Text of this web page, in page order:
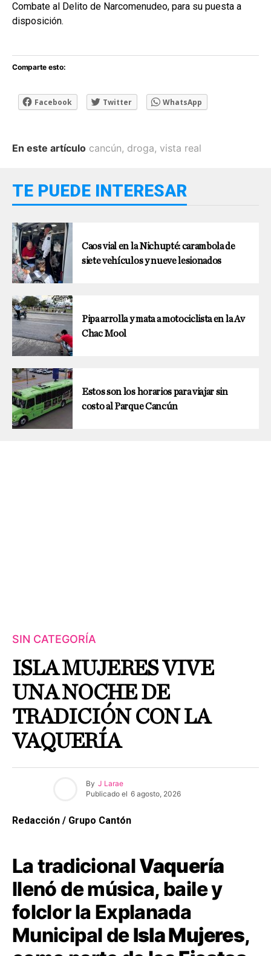
Combate al Delito de Narcomenudeo, para su puesta a
disposición.
Comparte esto:
Facebook Twitter WhatsApp
En este artículo cancún, droga, vista real
TE PUEDE INTERESAR
Caos vial en la Nichupté: carambola de
siete vehículos y nueve lesionados
Pipa arrolla y mata a motociclista en la Av
Chac Mool
Estos son los horarios para viajar sin
costo al Parque Cancún
SIN CATEGORÍA
ISLA MUJERES VIVE
UNA NOCHE DE
TRADICIÓN CON LA
VAQUERÍA
By J Larae
Publicado el 6 agosto, 2026
Redacción / Grupo Cantón
La tradicionalVaquería
llenó de música, baile y
folclor la Explanada
Municipal deIsla Mujeres,